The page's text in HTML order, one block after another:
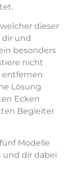
dieser
dir und
besonders
nicht
entfernen
Lösung
Ecken
Begleiter
Modelle
und dir dabei